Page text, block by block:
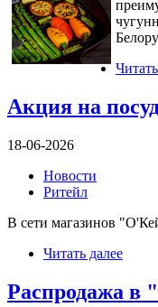
Акция на
18-06-2026
Новости
Ритейл
В сети магазинов
Читать далее
Распродажа в